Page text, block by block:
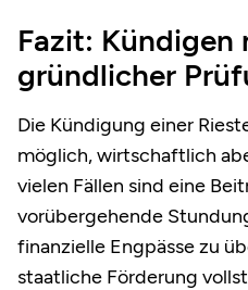
Fazit: Kündigen
gründlicher
Die Kündigung einer
möglich, wirtschaftlich
vielen Fällen sind eine
vorübergehende
finanzielle Engpässe zu
staatliche Förderung